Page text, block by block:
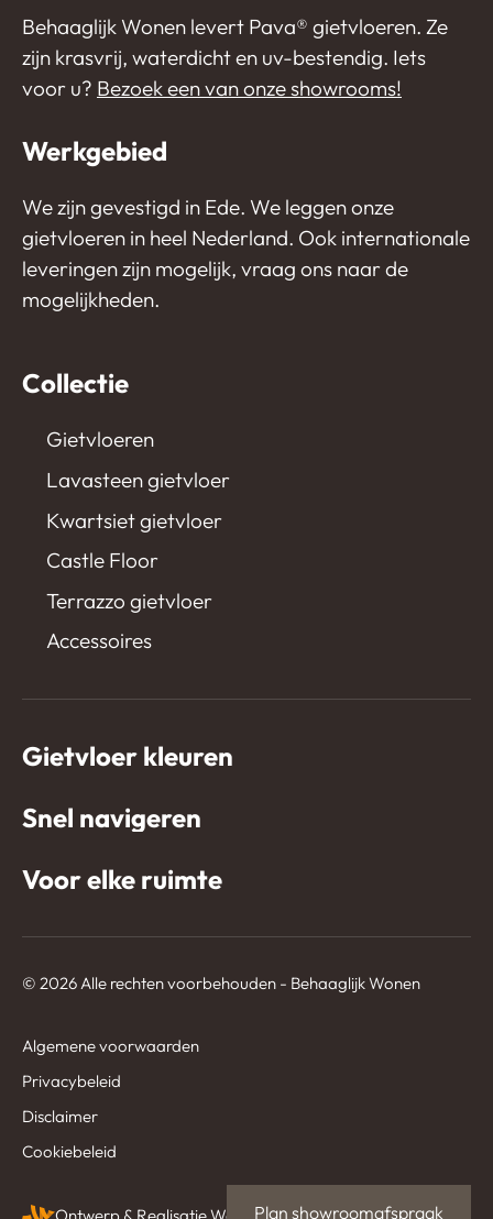
Plan showroomafspraak
Behaaglijk Wonen levert Pava®️ gietvloeren. Ze
zijn krasvrij, waterdicht en uv-bestendig. Iets
voor u? Bezoek een van onze showrooms!
Werkgebied
We zijn gevestigd in Ede. We leggen onze
gietvloeren in heel Nederland. Ook internationale
leveringen zijn mogelijk, vraag ons naar de
mogelijkheden.
Collectie
Gietvloeren
Lavasteen gietvloer
Kwartsiet gietvloer
Castle Floor
Terrazzo gietvloer
Accessoires
Gietvloer kleuren
Snel navigeren
Voor elke ruimte
© 2026 Alle rechten voorbehouden - Behaaglijk Wonen
Algemene voorwaarden
Privacybeleid
Disclaimer
Cookiebeleid